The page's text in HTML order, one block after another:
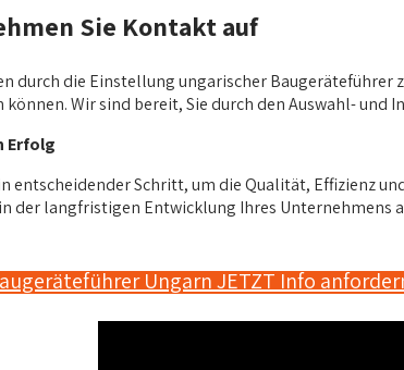
Sie Kontakt auf
durch die Einstellung ungarischer
Wir sind bereit, Sie durch den Auswahl-
Erfolg
entscheidender Schritt, um die Qualität, Effizienz
der langfristigen Entwicklung Ihres Unternehmens
Ungarn JETZT Info